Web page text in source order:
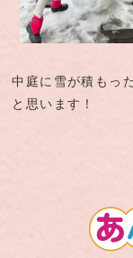
中庭に雪が積もっ
と思います！